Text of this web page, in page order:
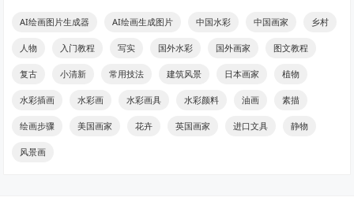
AI绘画图片生成器 AI绘画生成图片 中国水彩 中国画家 乡村
人物 入门教程 写实 国外水彩 国外画家 图文教程
复古 小清新 常用技法 建筑风景 日本画家 植物
水彩插画 水彩画 水彩画具 水彩颜料 油画 素描
绘画步骤 美国画家 花卉 英国画家 进口文具 静物
风景画